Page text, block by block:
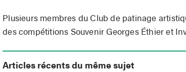
Plusieurs membres du Club de patinage
des compétitions Souvenir Georges Éthier et
Articles récents du même sujet